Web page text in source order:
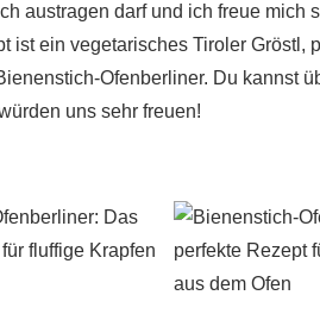
austragen darf und ich freue
ist ein vegetarisches Tiroler
Ofenberliner. Du kannst
uns sehr freuen!